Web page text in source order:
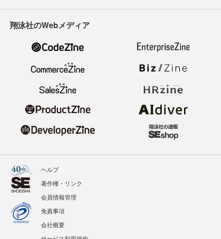
翔泳社のWebメディア
ヘルプ
著作権・リンク
会員情報管理
免責事項
会社概要